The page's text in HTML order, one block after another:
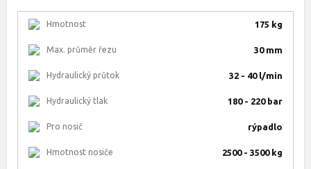
Hmotnost 175 kg
Max. průměr řezu 30 mm
Hydraulický průtok 32 - 40 l/min
Hydraulický tlak 180 - 220 bar
Pro nosič rýpadlo
Hmotnost nosiče 2500 - 3500 kg